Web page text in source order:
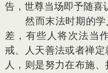
告，世尊当场即予随喜
然而末法时期的学
差，有些人将次法当
戒、人天善法或者禅
人，则是努力在布施